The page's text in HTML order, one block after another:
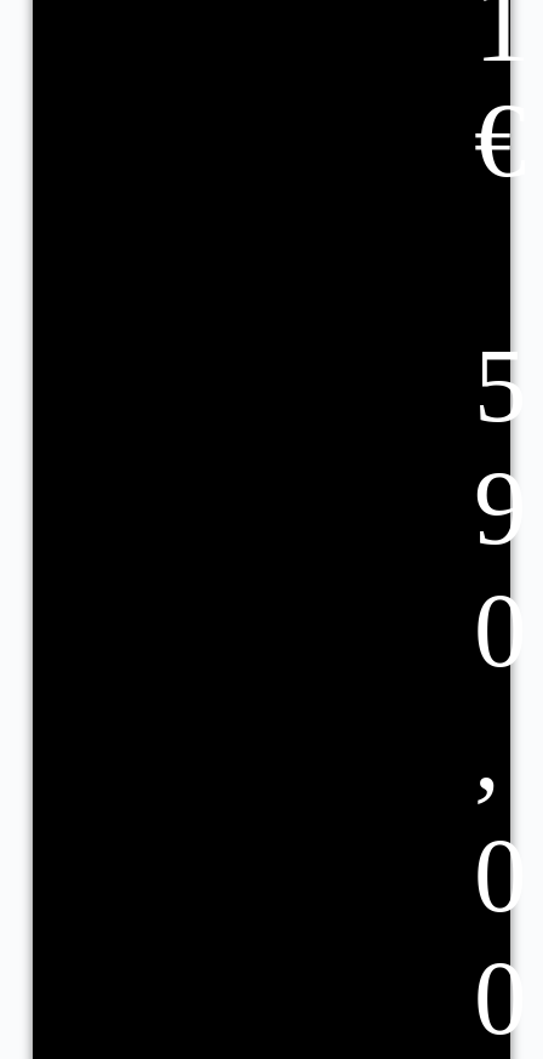
€
5
9
0
,
0
0